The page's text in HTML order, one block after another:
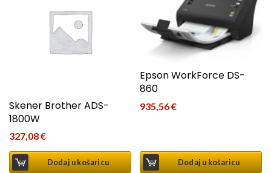
Skener Brother ADS-
1800W
327,08€
Dodaj u košaricu
Epson WorkForce DS-
860
935,56€
Dodaj u košaricu